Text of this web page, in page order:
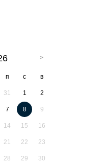
п с в
31 1 2
7 8 9
14 15 16
21 22 23
28 29 30